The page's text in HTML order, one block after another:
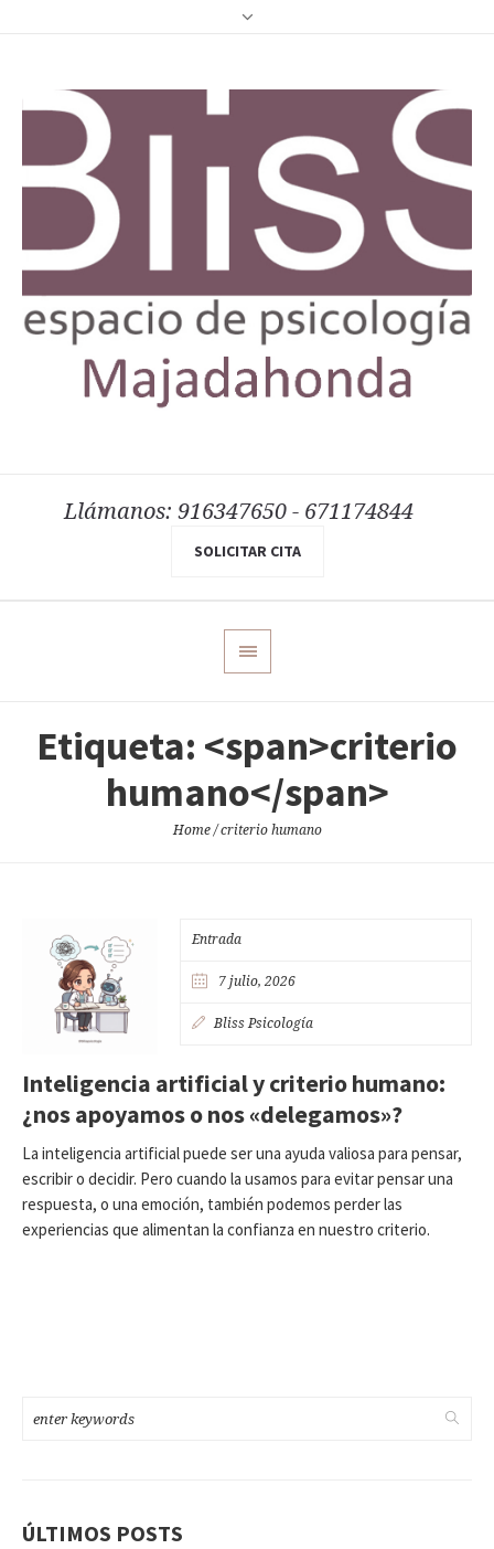
Llámanos: 916347650 - 671174844
SOLICITAR CITA
Etiqueta: <span>criterio
humano</span>
Home /criterio humano
Entrada
7 julio, 2026
Bliss Psicología
Inteligencia artificial y criterio humano:
¿nos apoyamos o nos «delegamos»?
La inteligencia artificial puede ser una ayuda valiosa para pensar,
escribir o decidir. Pero cuando la usamos para evitar pensar una
respuesta, o una emoción, también podemos perder las
experiencias que alimentan la confianza en nuestro criterio.
ÚLTIMOS POSTS